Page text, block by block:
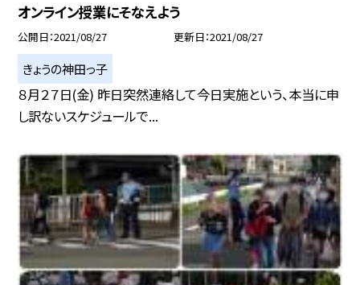
オンライン授業にそなえよう
公開日 2021/08/27 更新日 2021/08/27
きょうの神田っ子
８月２７日(金) 昨日突然連絡して今日実施という、本当に申
し訳ないスケジュールで...